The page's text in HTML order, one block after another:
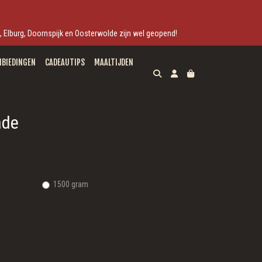
Doornspijk en Oosterwolde zijn wel geopend!
CADEAUTIPS MAALTIJDEN
1500 gram